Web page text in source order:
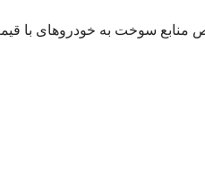
منابع سوخت به خودروهای با